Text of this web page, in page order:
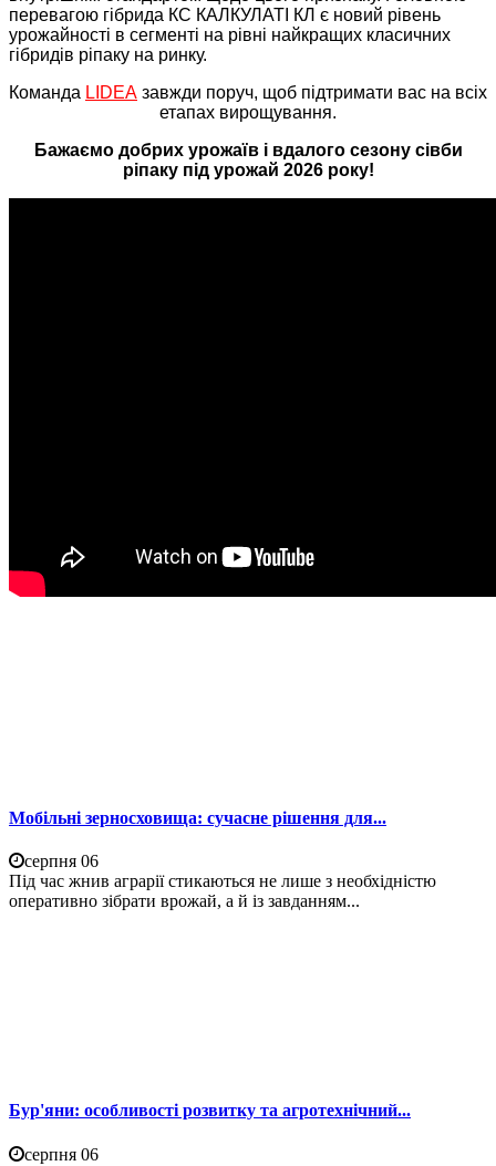
перевагою гібрида КС КАЛКУЛАТІ КЛ є новий рівень
урожайності в сегменті на рівні найкращих класичних
гібридів ріпаку на ринку.
Команда LIDEA завжди поруч, щоб підтримати вас на всіх
етапах вирощування.
Бажаємо добрих урожаїв і вдалого сезону сівби
ріпаку під урожай 2026 року!
Мобільні зерносховища: сучасне рішення для...
серпня 06
Під час жнив аграрії стикаються не лише з необхідністю
оперативно зібрати врожай, а й із завданням...
Бур'яни: особливості розвитку та агротехнічний...
серпня 06